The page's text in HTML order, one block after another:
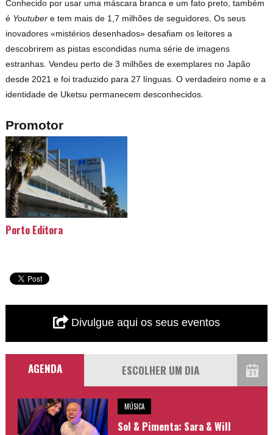
Conhecido por usar uma máscara branca e um fato preto, também
é Youtubere tem mais de 1,7 milhões de seguidores. Os seus
inovadores «mistérios desenhados» desafiam os leitores a
descobrirem as pistas escondidas numa série de imagens
estranhas. Vendeu perto de 3 milhões de exemplares no Japão
desde 2021 e foi traduzido para 27 línguas. O verdadeiro nome e a
identidade de Uketsu permanecem desconhecidos.
Promotor
Porto Editora
Divulgue aqui os seus eventos
AGENDA
MÚSICA
Sol & Pimenta: Sara & Will